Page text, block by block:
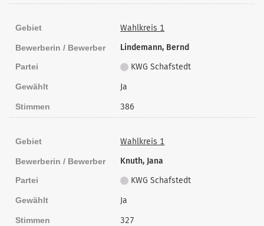
Gebiet Wahlkreis 1
Bewerberin / Bewerber Lindemann, Bernd
Partei KWG Schafstedt
Gewählt Ja
Stimmen 386
Gebiet Wahlkreis 1
Bewerberin / Bewerber Knuth, Jana
Partei KWG Schafstedt
Gewählt Ja
Stimmen 327